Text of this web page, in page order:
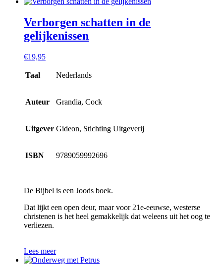
Verborgen schatten in de
gelijkenissen
€19,95
Taal Nederlands
Auteur Grandia, Cock
Uitgever Gideon, Stichting Uitgeverij
ISBN 9789059992696
De Bijbel is een Joods boek.
Dat lijkt een open deur, maar voor 21e-eeuwse, westerse
christenen is het heel gemakkelijk dat weleens uit het oog te
verliezen.
Lees meer